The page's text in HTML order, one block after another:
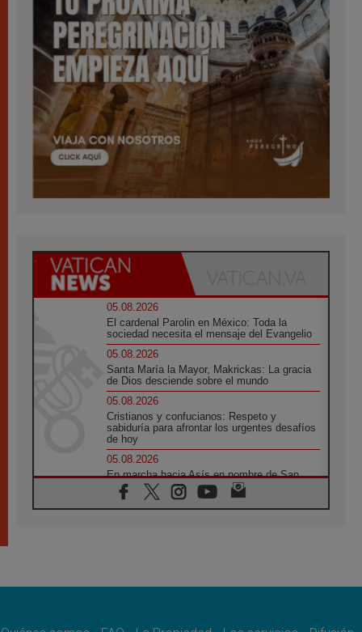
05.08.2026
El cardenal Parolin en México: Toda la
sociedad necesita el mensaje del Evangelio
05.08.2026
Santa María la Mayor, Makrickas: La gracia
de Dios desciende sobre el mundo
05.08.2026
Cristianos y confucianos: Respeto y
sabiduría para afrontar los urgentes desafíos
de hoy
05.08.2026
En marcha hacia Asís en nombre de San
Francisco, a la espera de León
05.08.2026
quienes bendicen la guerra